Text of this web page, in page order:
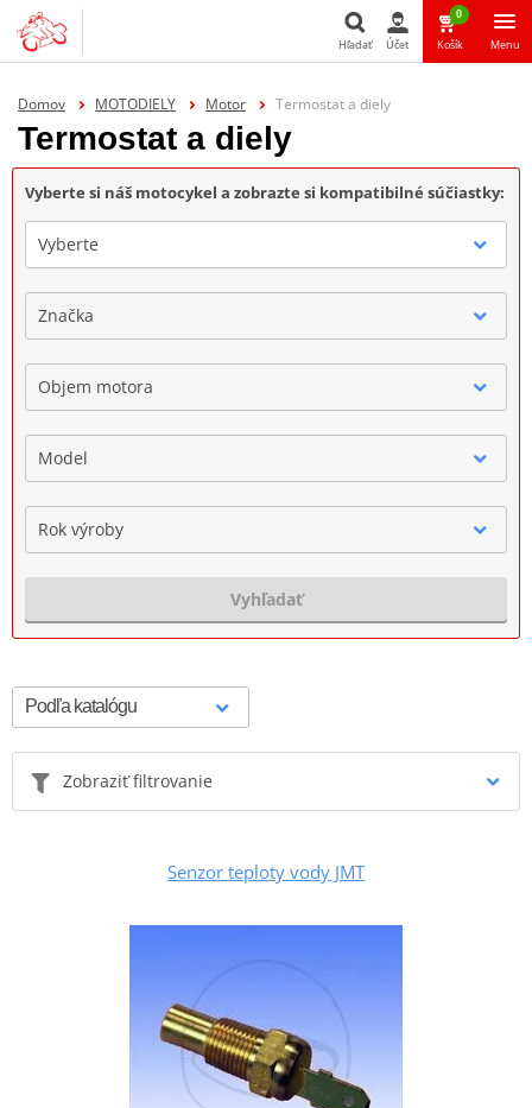
Hľadať Účet
0
Košík Menu
Domov MOTODIELY Motor Termostat a diely
Termostat a diely
Vyberte si náš motocykel a zobrazte si kompatibilné súčiastky:
Vyberte
Značka
Objem motora
Model
Rok výroby
Vyhľadať
Zobraziť filtrovanie
Senzor teploty vody JMT